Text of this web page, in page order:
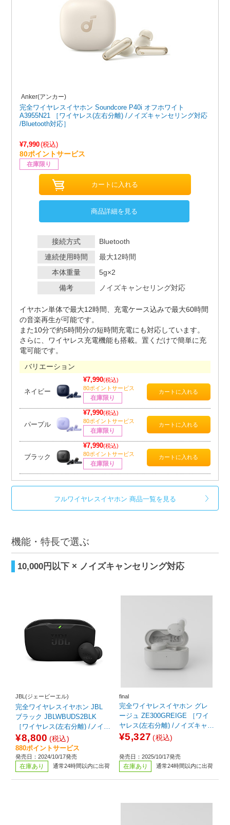
Anker(アンカー)
完全ワイヤレスイヤホン Soundcore P40i オフホワイト
A3955N21 ［ワイヤレス(左右分離) /ノイズキャンセリング対応
/Bluetooth対応］
¥7,990(税込)
80ポイントサービス
在庫限り
商品詳細を見る
接続方式
Bluetooth
連続使用時間
最大12時間
本体重量
5g×2
備考
ノイズキャンセリング対応
イヤホン単体で最大12時間、充電ケース込みで最大60時間
の音楽再生が可能です。
また10分で約5時間分の短時間充電にも対応しています。
さらに、ワイヤレス充電機能も搭載。置くだけで簡単に充
電可能です。
バリエーション
ネイビー
¥7,990(税込)
80ポイントサービス
在庫限り
パープル
¥7,990(税込)
80ポイントサービス
在庫限り
ブラック
¥7,990(税込)
80ポイントサービス
在庫限り
フルワイヤレスイヤホン 商品一覧を見る
機能・特長で選ぶ
10,000円以下 × ノイズキャンセリング対応
JBL(ジェービーエル)
完全ワイヤレスイヤホン JBL
ブラック JBLWBUDS2BLK
［ワイヤレス(左右分離) /ノイズ
キャンセリング対応 /Bluetooth
対応］
¥8,800 (税込)
880ポイントサービス
発売日：2024/10/17発売
在庫あり 通常24時間以内に出荷
final
完全ワイヤレスイヤホン グレ
ージュ ZE300GREIGE ［ワイ
ヤレス(左右分離) /ノイズキャン
セリング対応 /Bluetooth対応］
¥5,327 (税込)
発売日：2025/10/17発売
在庫あり 通常24時間以内に出荷